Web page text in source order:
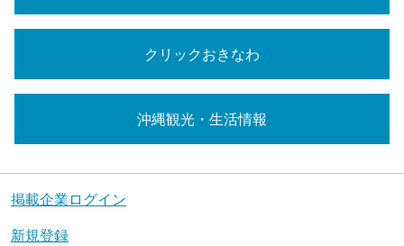
クリックおきなわ
沖縄観光・生活情報
掲載企業ログイン
新規登録